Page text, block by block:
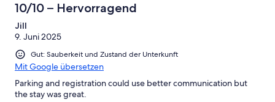
10/10 – Hervorragend
Jill
9. Juni 2025
Gut: Sauberkeit und Zustand der Unterkunft
Mit Google übersetzen
Parking and registration could use better communication but
the stay was great.